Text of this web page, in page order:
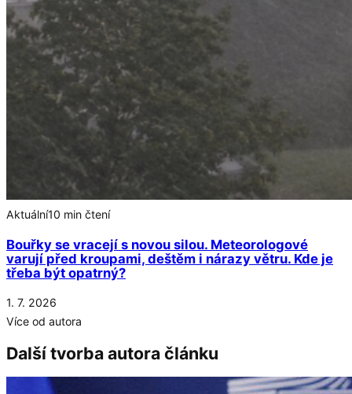
Aktuální10 min čtení
Bouřky se vracejí s novou silou. Meteorologové
varují před kroupami, deštěm i nárazy větru. Kde je
třeba být opatrný?
1. 7. 2026
Více od autora
Další tvorba autora článku